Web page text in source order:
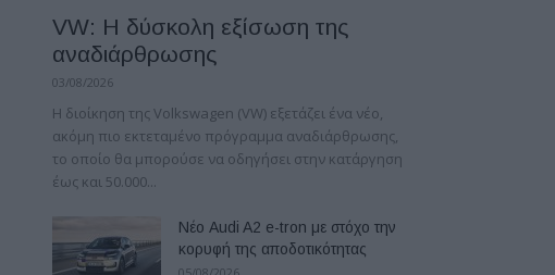
VW: Η δύσκολη εξίσωση της
αναδιάρθρωσης
03/08/2026
Η διοίκηση της Volkswagen (VW) εξετάζει ένα νέο,
ακόμη πιο εκτεταμένο πρόγραμμα αναδιάρθρωσης,
το οποίο θα μπορούσε να οδηγήσει στην κατάργηση
έως και 50.000...
Νέο Audi A2 e-tron με στόχο την
κορυφή της αποδοτικότητας